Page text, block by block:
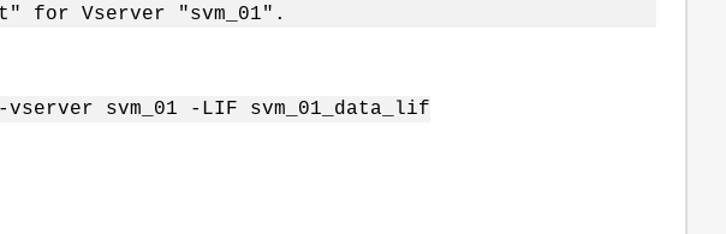
for Vserver "svm_01".
svm_01 -LIF svm_01_data_lif